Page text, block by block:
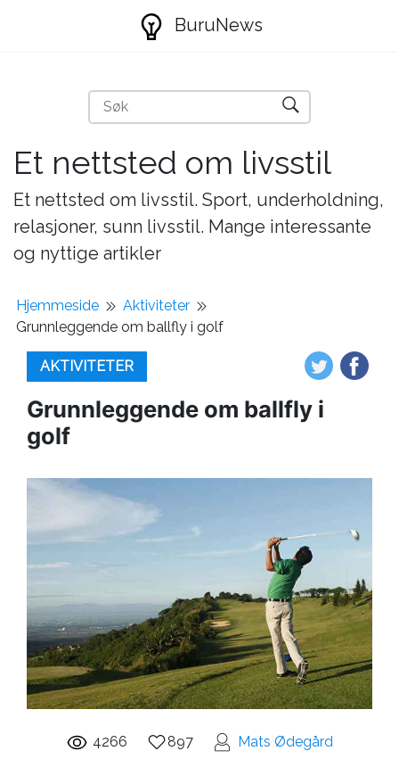
BuruNews
Et nettsted om livsstil
Et nettsted om livsstil. Sport, underholdning,
relasjoner, sunn livsstil. Mange interessante
og nyttige artikler
Hjemmeside
Aktiviteter
Grunnleggende om ballfly i golf
AKTIVITETER
Grunnleggende om ballfly i
golf
4266 897 Mats Ødegård